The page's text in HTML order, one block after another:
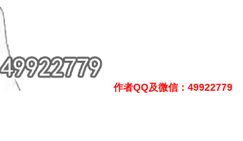
作者QQ及微信：49922779